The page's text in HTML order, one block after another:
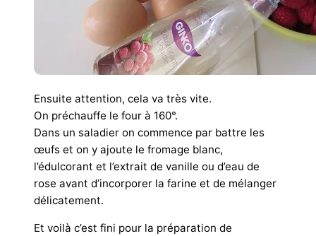
Ensuite attention, cela va très vite.
On préchauffe le four à 160°.
Dans un saladier on commence par battre les
œufs et on y ajoute le fromage blanc,
l’édulcorant et l’extrait de vanille ou d’eau de
rose avant d’incorporer la farine et de mélanger
délicatement.
Et voilà c’est fini pour la préparation de